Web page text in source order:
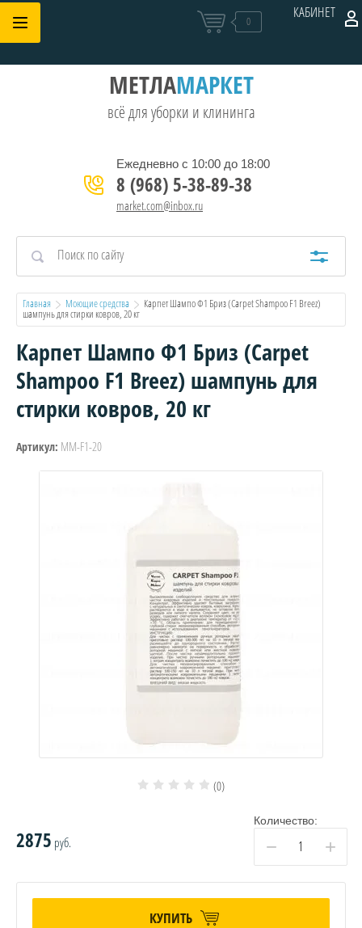
0 КАБИНЕТ
МЕТЛАМАРКЕТ
всё для уборки и клининга
Ежедневно с 10:00 до 18:00
8 (968) 5-38-89-38
market.com@inbox.ru
Главная Моющие средства
  Карпет Шампо Ф1 Бриз (Carpet Shampoo F1 Breez)
шампунь для стирки ковров, 20 кг
Карпет Шампо Ф1 Бриз (Carpet
Shampoo F1 Breez) шампунь для
стирки ковров, 20 кг
Артикул: ММ-F1-20
(0)
2875 руб.
Количество:
− +
КУПИТЬ